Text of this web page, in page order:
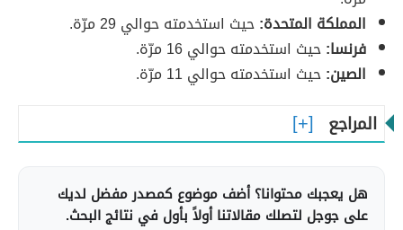
المملكة المتحدة:حيث استخدمته حوالي 29 مرّة.
فرنسا:حيث استخدمته حوالي 16 مرّة.
الصين:حيث استخدمته حوالي 11 مرّة.
المراجع
هل يعجبك محتوانا؟ أضف موضوع كمصدر مفضل لديك
على جوجل لتصلك مقالاتنا أولاً بأول في نتائج البحث.